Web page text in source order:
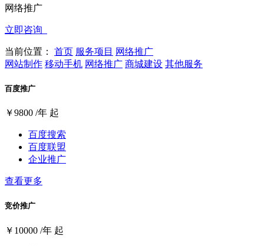
网络推广
立即咨询
当前位置： 首页 服务项目 网络推广
网站制作 移动手机 网络推广 商城建设 其他服务
百度推广
￥9800 /年 起
百度搜索
百度联盟
企业推广
查看更多
竞价推广
￥ 10000 /年 起